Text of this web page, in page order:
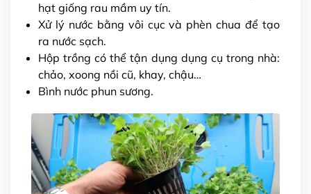
hạt giống rau mầm uy tín.
Xử lý nước bằng vôi cục và phèn chua để tạo
ra nước sạch.
Hộp trồng có thể tận dụng dụng cụ trong nhà:
chảo, xoong nồi cũ, khay, chậu…
Bình nước phun sương.